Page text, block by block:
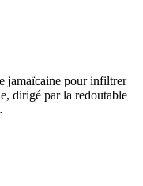
jamaïcaine pour infiltrer
dirigé par la redoutable